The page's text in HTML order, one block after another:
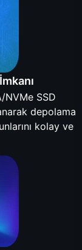
NVMe SSD
depolama
kolay ve